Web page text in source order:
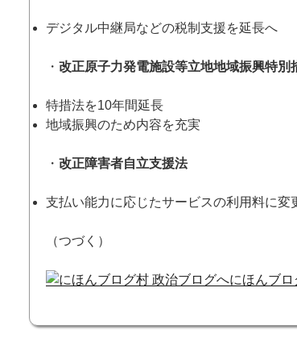
デジタル中継局などの税制支援を延長へ
・ 改正原子力発電施設等立地地域振興特別
特措法を10年間延長
地域振興のため内容を充実
・ 改正障害者自立支援法
支払い能力に応じたサービスの利用料に変
（つづく）
にほんブロ